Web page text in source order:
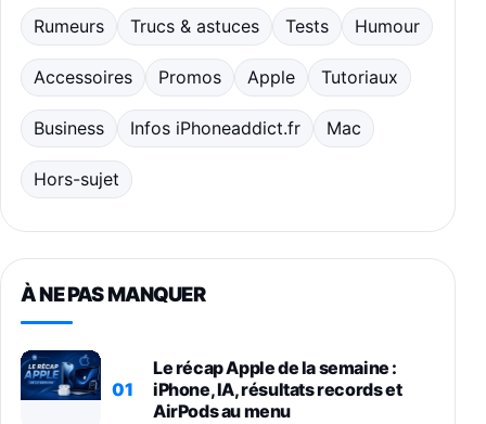
Rumeurs Trucs & astuces Tests Humour
Accessoires Promos Apple Tutoriaux
Business Infos iPhoneaddict.fr Mac
Hors-sujet
À NE PAS MANQUER
01
Le récap Apple de la semaine :
iPhone, IA, résultats records et
AirPods au menu